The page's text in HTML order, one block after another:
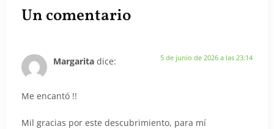
Un comentario
Margarita dice: 5 de junio de 2026 a las 23:14
Me encantó !!
Mil gracias por este descubrimiento, para mí